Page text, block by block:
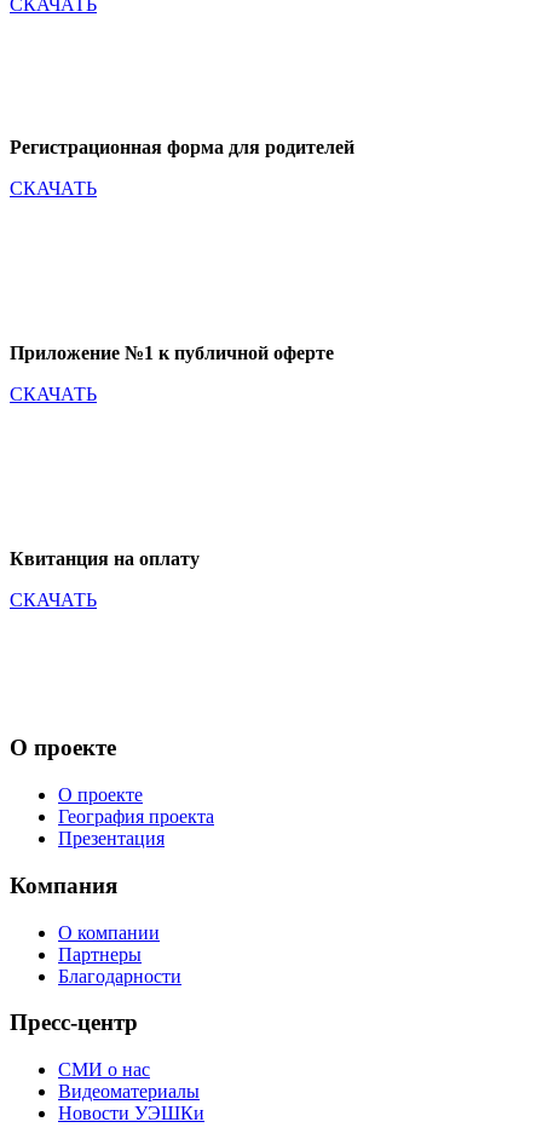
Регистрационная форма для родителей
СКАЧАТЬ
Приложение №1 к публичной оферте
СКАЧАТЬ
Квитанция на оплату
СКАЧАТЬ
О проекте
О проекте
География проекта
Презентация
Компания
О компании
Партнеры
Благодарности
Пресс-центр
СМИ о нас
Видеоматериалы
Новости УЭШКи